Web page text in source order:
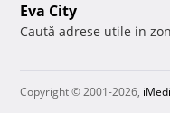
Eva City
Caută adrese utile in
Copyright © 2001-2026,